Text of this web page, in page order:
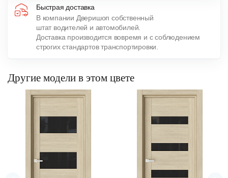
Быстрая доставка
В компании Дверишоп собственный
штат водителей и автомобилей.
Доставка производится вовремя и с соблюдением
строгих стандартов транспортировки.
Другие модели в этом цвете